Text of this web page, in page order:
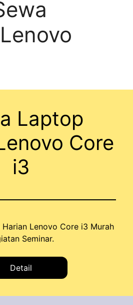
Laptop
Core
i3
Harian Lenovo Core i3 Murah
Seminar.
Detail